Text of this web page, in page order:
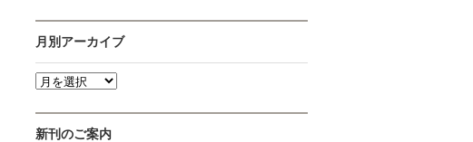
月別アーカイブ
新刊のご案内